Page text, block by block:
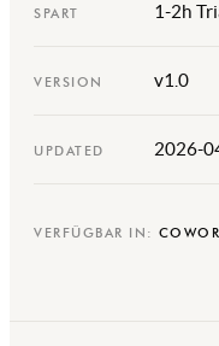
SPART 1-2h
VERSION v1.0
UPDATED 2026-
VERFÜGBAR IN: